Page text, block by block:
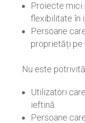
Proiecte mici
flexibilitate în
Persoane
proprietăți pe
Nu este
Utilizatori
ieftină.
Persoane